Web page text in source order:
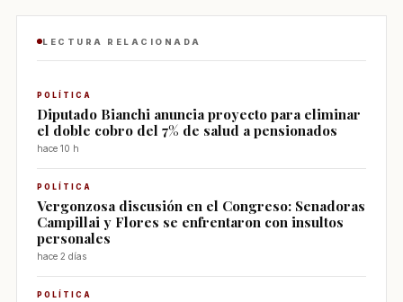
LECTURA RELACIONADA
POLÍTICA
Diputado Bianchi anuncia proyecto para eliminar
el doble cobro del 7% de salud a pensionados
hace 10 h
POLÍTICA
Vergonzosa discusión en el Congreso: Senadoras
Campillai y Flores se enfrentaron con insultos
personales
hace 2 días
POLÍTICA